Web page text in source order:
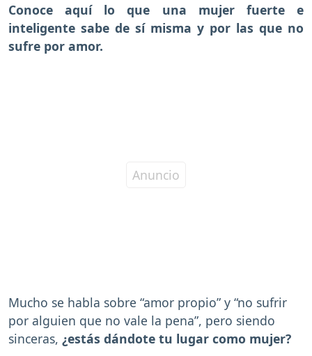
Conoce aquí lo que una mujer fuerte e
inteligente sabe de sí misma y por las que no
sufre por amor.
Mucho se habla sobre “amor propio” y “no sufrir
por alguien que no vale la pena”, pero siendo
sinceras, ¿estás dándote tu lugar como mujer?